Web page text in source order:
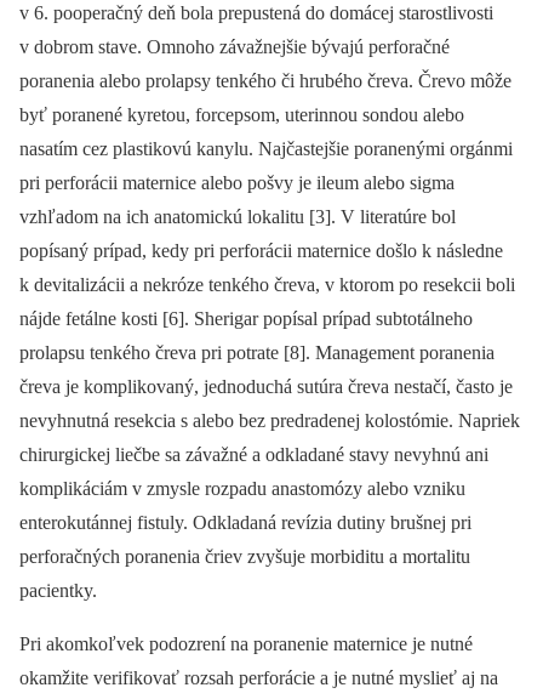
v 6. pooperačný deň bola prepustená do domácej starostlivosti
v dobrom stave. Omnoho závažnejšie bývajú perforačné
poranenia alebo prolapsy tenkého či hrubého čreva. Črevo môže
byť poranené kyretou, forcepsom, uterinnou sondou alebo
nasatím cez plastikovú kanylu. Najčastejšie poranenými orgánmi
pri perforácii maternice alebo pošvy je ileum alebo sigma
vzhľadom na ich anatomickú lokalitu [3]. V literatúre bol
popísaný prípad, kedy pri perforácii maternice došlo k následne
k devitalizácii a nekróze tenkého čreva, v ktorom po resekcii boli
nájde fetálne kosti [6]. Sherigar popísal prípad subtotálneho
prolapsu tenkého čreva pri potrate [8]. Management poranenia
čreva je komplikovaný, jednoduchá sutúra čreva nestačí, často je
nevyhnutná resekcia s alebo bez predradenej kolostómie. Napriek
chirurgickej liečbe sa závažné a odkladané stavy nevyhnú ani
komplikáciám v zmysle rozpadu anastomózy alebo vzniku
enterokutánnej fistuly. Odkladaná revízia dutiny brušnej pri
perforačných poranenia čriev zvyšuje morbiditu a mortalitu
pacientky.
Pri akomkoľvek podozrení na poranenie maternice je nutné
okamžite verifikovať rozsah perforácie a je nutné myslieť aj na